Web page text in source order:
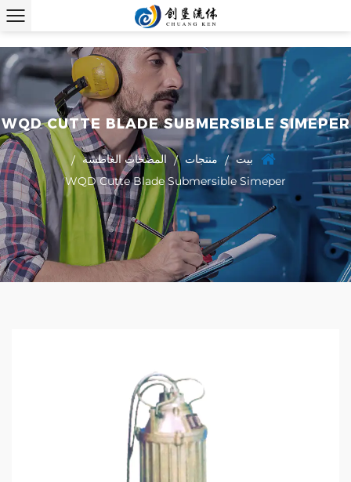
WQD CUTTE BLADE SUBMERSIBLE SIMEPER
بيت / منتجات / المضخات الغاطسة /
WQD Cutte Blade Submersible Simeper